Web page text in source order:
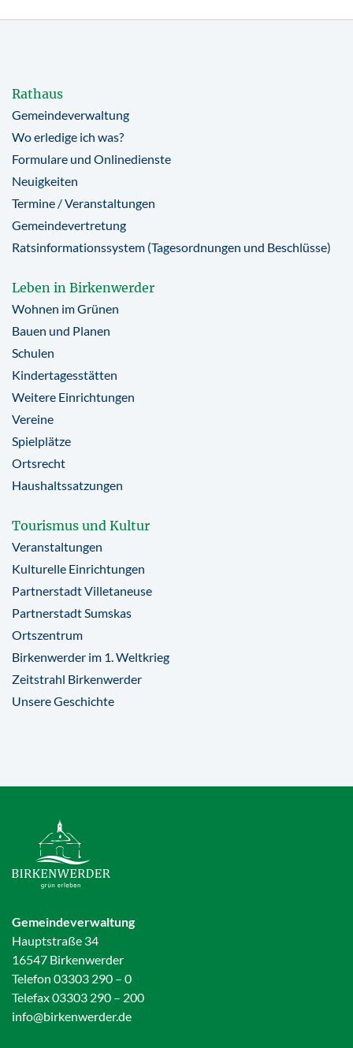
Rathaus
Gemeindeverwaltung
Wo erledige ich was?
Formulare und Onlinedienste
Neuigkeiten
Termine / Veranstaltungen
Gemeindevertretung
Ratsinformationssystem (Tagesordnungen und Beschlüsse)
Leben in Birkenwerder
Wohnen im Grünen
Bauen und Planen
Schulen
Kindertagesstätten
Weitere Einrichtungen
Vereine
Spielplätze
Ortsrecht
Haushaltssatzungen
Tourismus und Kultur
Veranstaltungen
Kulturelle Einrichtungen
Partnerstadt Villetaneuse
Partnerstadt Sumskas
Ortszentrum
Birkenwerder im 1. Weltkrieg
Zeitstrahl Birkenwerder
Unsere Geschichte
Gemeindeverwaltung
Hauptstraße 34
16547 Birkenwerder
Telefon 03303 290 – 0
Telefax 03303 290 – 200
info@birkenwerder.de